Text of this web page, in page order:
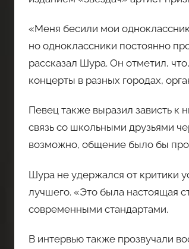
«Меня бесили мои
но одноклассники постоянно
рассказал Шура. Он отметил,
концерты в разных городах,
Певец также выразил зависть
связь со школьными друзьями
возможно, общение было бы
Шура не удержался от критики
лучшего. «Это была настоящая
современными стандартами.
В интервью также прозвучали